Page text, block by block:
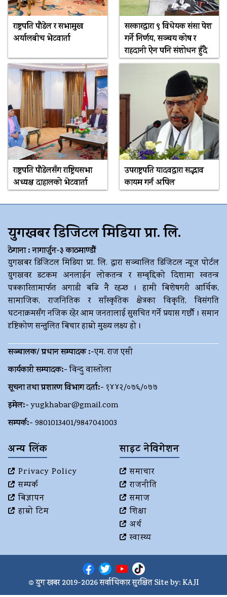
राष्ट्रपति पौडेल र सभामुख
अर्यालबीच भेटवार्ता
सरकारद्धारा ९ विधेयक संसद्मा पेश
गर्ने निर्णय, सञ्चय कोष र
राहदानी ऐन पनि संशोधन हुँदै
राष्ट्रपति पौडेलसँग राष्ट्रियसभा
अध्यक्ष दाहालको भेटवार्ता
उपराष्ट्रपति यादवद्वारा सद्भाव
कायम गर्न अपिल
युगखबर डिजिटल मिडिया प्रा. लि.
ठेगाना : नागार्जुन-३ काठमाण्डौं
युगखबर डिजिटल मिडिया प्रा. लि. द्धारा सञ्चालित डिजिटल न्यूज पोर्टल
युगखवर डटकम अनलाईन लोकतन्त्र र सम्बृद्दिको दिशामा स्वतन्त्र
पत्रकारितामार्फत अगाडी बढि नै रहन्छ । हामी बिशेषगरी आर्थिक,
सामाजिक, राजनितिक र साँस्कृतिक क्षेत्रका विकृति, विसंगति
घटनाक्रमसँग नजिक रहेर आम जनतालाई सुसचित गर्ने प्रयास गर्छौ । समान
दृष्टिकोण सन्तुलित बिचार हाम्रो मुख्य लक्ष्य हो ।
सञ्चालक/ प्रधान सम्पादक :-एम. राज एसी
कार्यकारी सम्पादक:-विन्दु वास्तोला
सूचना तथा प्रशारण विभाग दर्ता:- १४४२/०७६/०७७
इमेल:- yugkhabar@gmail.com
सम्पर्क:- 9801013401/9847041003
अन्य लिंक
Privacy Policy
सम्पर्क
बिज्ञापन
हाम्रो टिम
साइट नेविगेशन
समाचार
राजनीति
समाज
शिक्षा
अर्थ
स्वास्थ्य
© युग खबर 2019-2026 सर्वाधिकार सुरक्षित Site by: KAJI